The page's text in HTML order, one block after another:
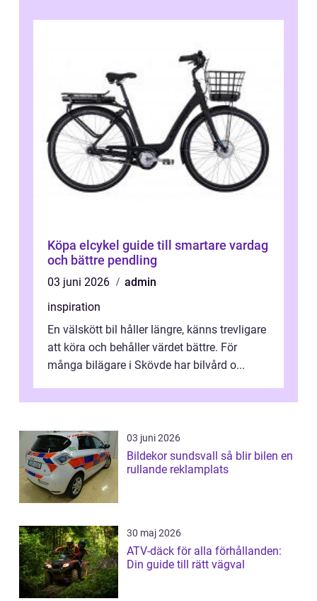
Köpa elcykel guide till smartare vardag
och bättre pendling
03 juni 2026
admin
inspiration
En välskött bil håller längre, känns trevligare
att köra och behåller värdet bättre. För
många bilägare i Skövde har bilvård o...
03 juni 2026
Bildekor sundsvall så blir bilen en
rullande reklamplats
30 maj 2026
ATV-däck för alla förhållanden:
Din guide till rätt vägval